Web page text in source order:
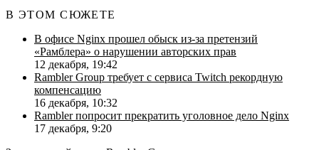
В ЭТОМ СЮЖЕТЕ
В офисе Nginx прошел обыск из-за претензий
«Рамблера» о нарушении авторских прав
12 декабря, 19:42
Rambler Group требует с сервиса Twitch рекордную
компенсацию
16 декабря, 10:32
Rambler попросит прекратить уголовное дело Nginx
17 декабря, 9:20